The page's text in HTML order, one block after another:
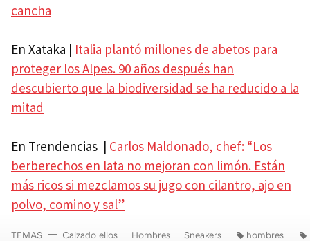
cancha
En Xataka | Italia plantó millones de abetos para
proteger los Alpes. 90 años después han
descubierto que la biodiversidad se ha reducido a la
mitad
En Trendencias | Carlos Maldonado, chef: “Los
berberechos en lata no mejoran con limón. Están
más ricos si mezclamos su jugo con cilantro, ajo en
polvo, comino y sal”
TEMAS Calzado ellos Hombres Sneakers hombres